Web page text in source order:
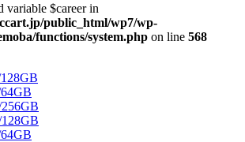
variable $career in
public_html/wp7/wp-
functions/system.php on line 568